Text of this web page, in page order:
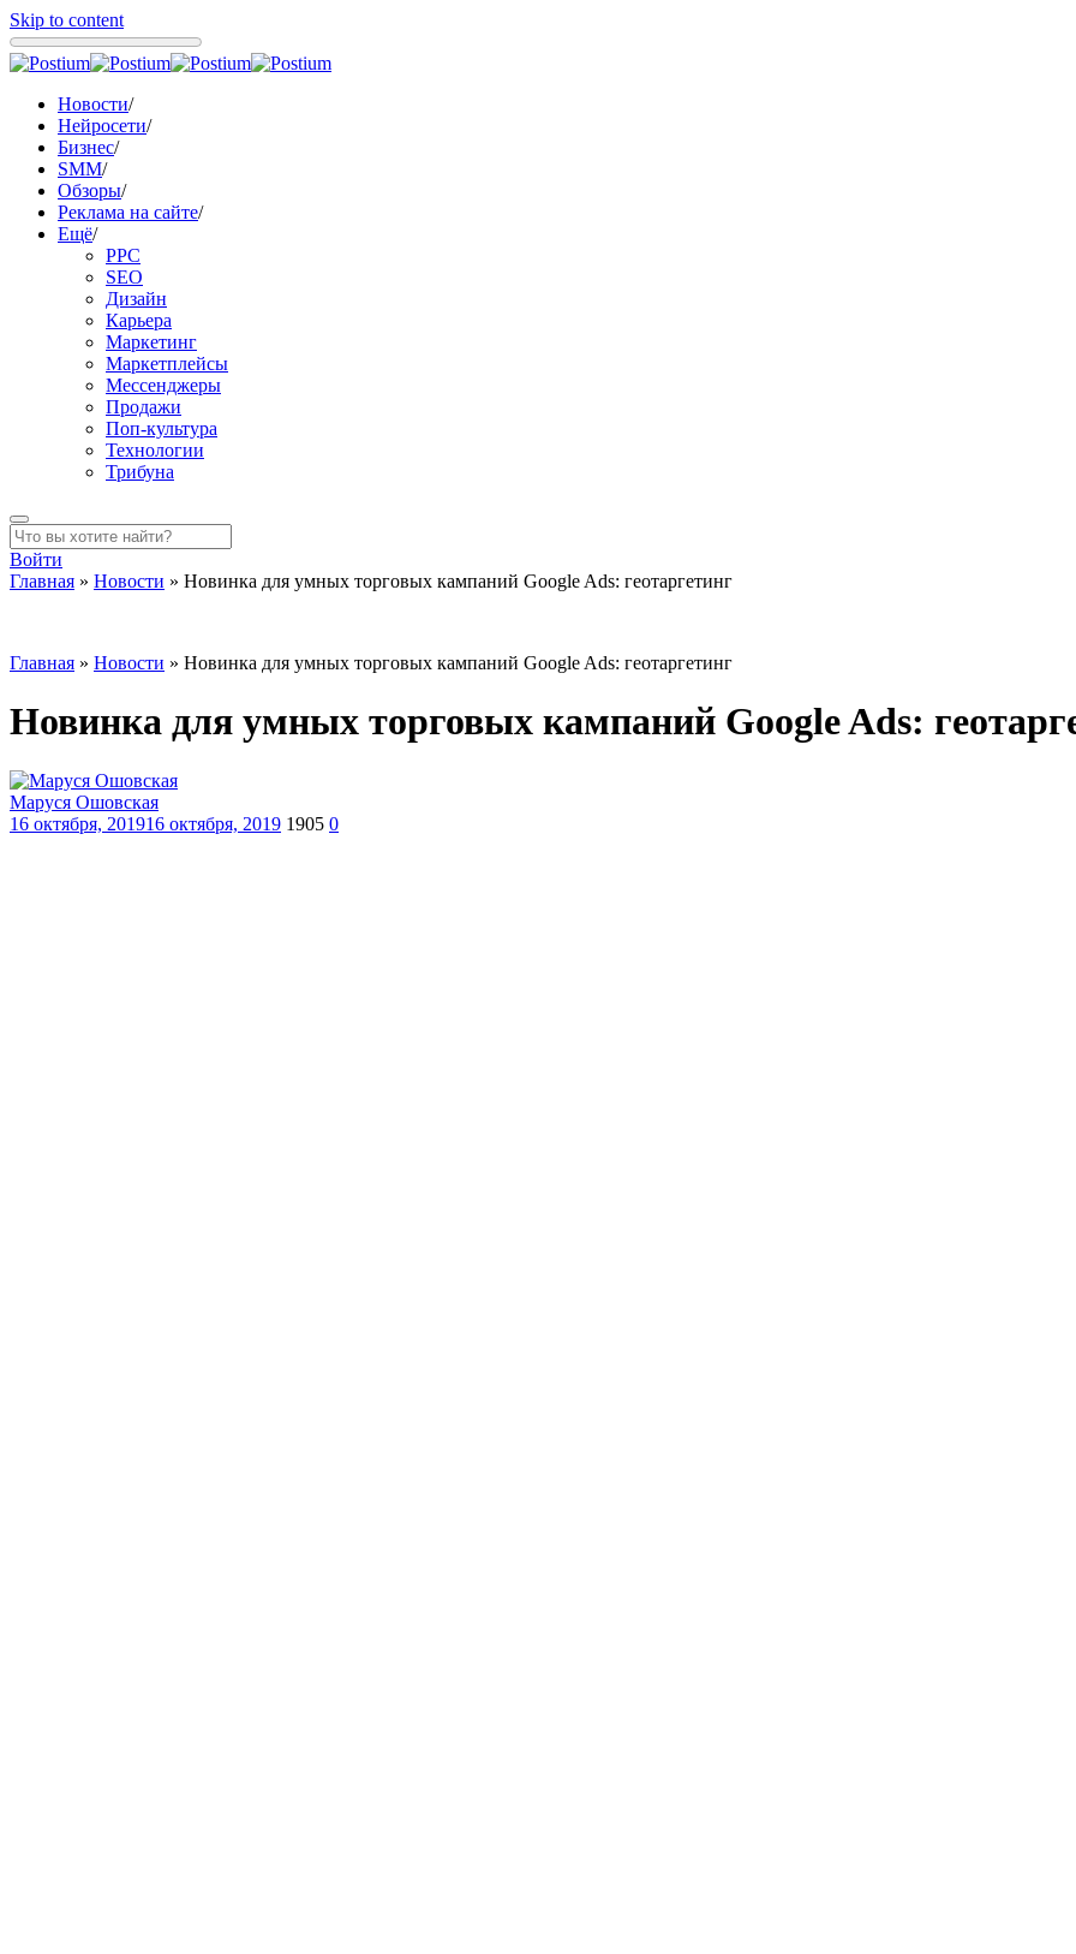
Skip to content
Новости/
Нейросети/
Бизнес/
SMM/
Обзоры/
Реклама на сайте/
Ещё/
PPC
SEO
Дизайн
Карьера
Маркетинг
Маркетплейсы
Мессенджеры
Продажи
Поп-культура
Технологии
Трибуна
Войти
Главная » Новости » Новинка для умных торговых кампаний Google Ads: геотаргетинг
Главная » Новости » Новинка для умных торговых кампаний Google Ads: геотаргетинг
Новинка для умных торговых кампаний Google Ads:
Маруся Ошовская
16 октября, 201916 октября, 2019 1905 0